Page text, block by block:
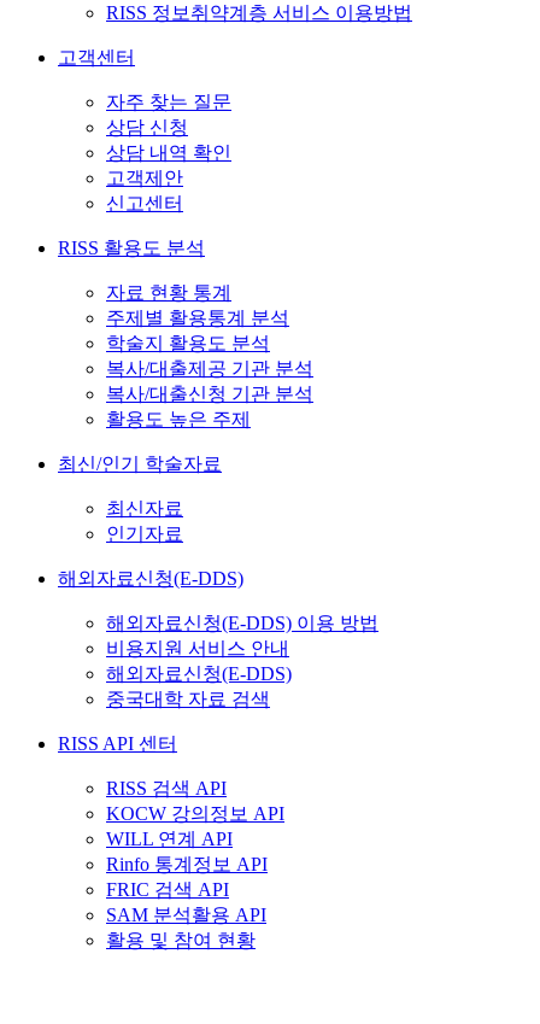
RISS 정보취약계층 서비스 이용방법
고객센터
자주 찾는 질문
상담 신청
상담 내역 확인
고객제안
신고센터
RISS 활용도 분석
자료 현황 통계
주제별 활용통계 분석
학술지 활용도 분석
복사/대출제공 기관 분석
복사/대출신청 기관 분석
활용도 높은 주제
최신/인기 학술자료
최신자료
인기자료
해외자료신청(E-DDS)
해외자료신청(E-DDS) 이용 방법
비용지원 서비스 안내
해외자료신청(E-DDS)
중국대학 자료 검색
RISS API 센터
RISS 검색 API
KOCW 강의정보 API
WILL 연계 API
Rinfo 통계정보 API
FRIC 검색 API
SAM 분석활용 API
활용 및 참여 현황